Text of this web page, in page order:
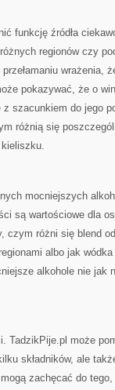
funkcję źródła
regionów czy
wrażenia,
pokazywać, że o
szacunkiem do jego
różnią się
mocniejszych
są wartościowe dla
różni się blend
albo jak
alkohole nie jak
TadzikPije.pl może
składników, ale
zachęcać do